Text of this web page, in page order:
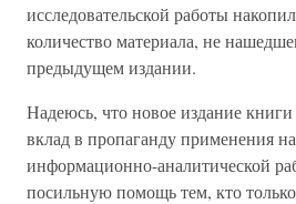
исследовательской работы
количество материала, не
предыдущем издании.
Надеюсь, что новое издание
вклад в пропаганду применения
информационно-аналитической
посильную помощь тем, кто только